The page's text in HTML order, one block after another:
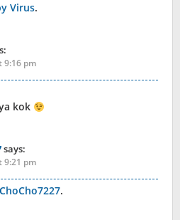
Virus.
9:16 pm
kok
says:
9:21 pm
.